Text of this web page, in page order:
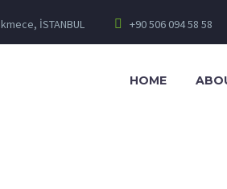
İSTANBUL +90 506 094 58 58
HOME